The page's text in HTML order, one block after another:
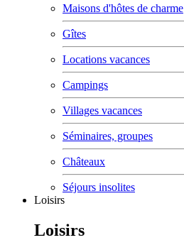
Maisons d'hôtes de charme
Gîtes
Locations vacances
Campings
Villages vacances
Séminaires, groupes
Châteaux
Séjours insolites
Loisirs
Loisirs